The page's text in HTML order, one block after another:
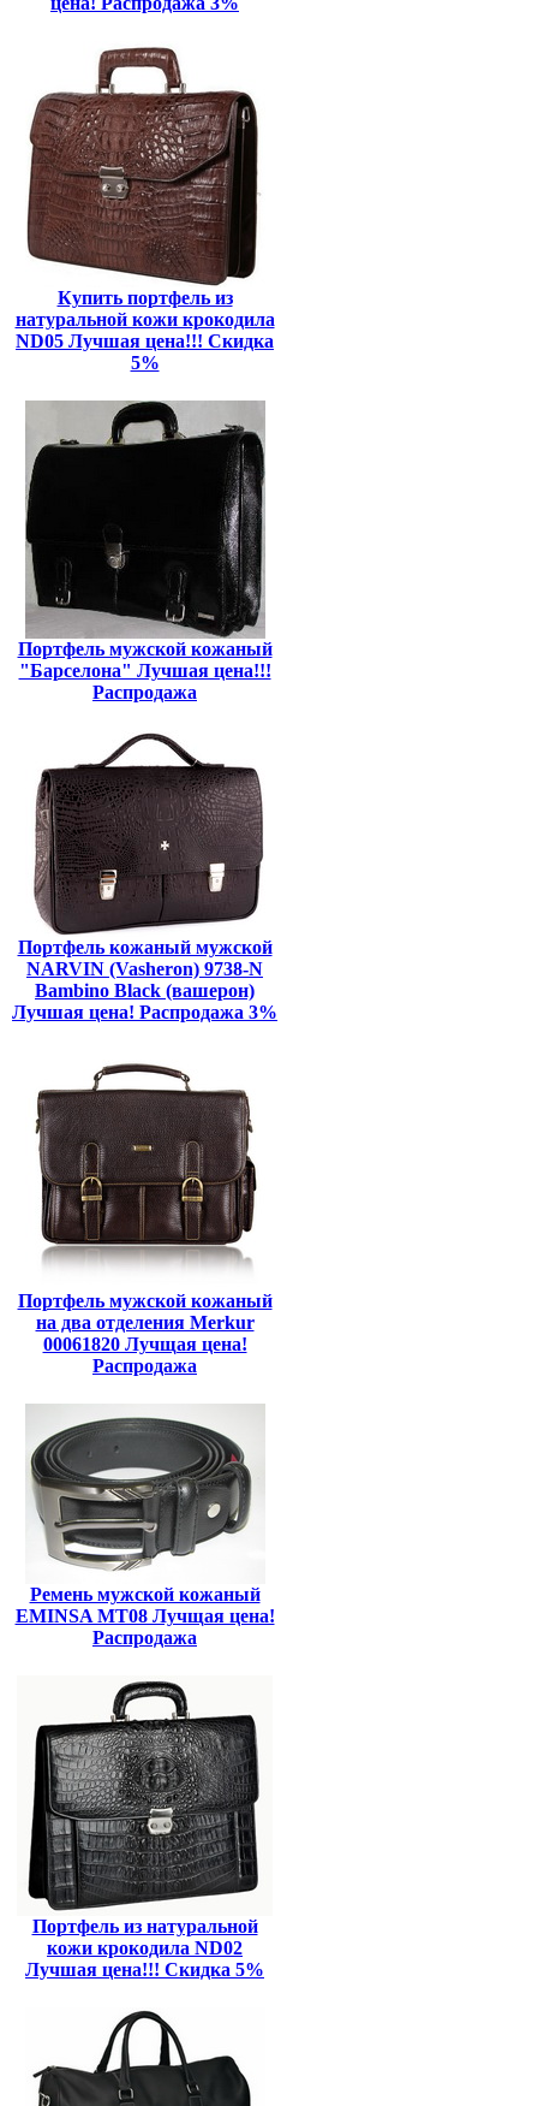
Купить портфель из
натуральной кожи крокодила
ND05 Лучшая цена!!! Скидка
5%
Портфель мужской кожаный
"Барселона" Лучшая цена!!!
Распродажа
Портфель кожаный мужской
NARVIN (Vasheron) 9738-N
Bambino Black (вашерон)
Лучшая цена! Распродажа 3%
Портфель мужской кожаный
на два отделения Merkur
00061820 Лучщая цена!
Распродажа
Ремень мужской кожаный
EMINSA MT08 Лучщая цена!
Распродажа
Портфель из натуральной
кожи крокодила ND02
Лучшая цена!!! Скидка 5%